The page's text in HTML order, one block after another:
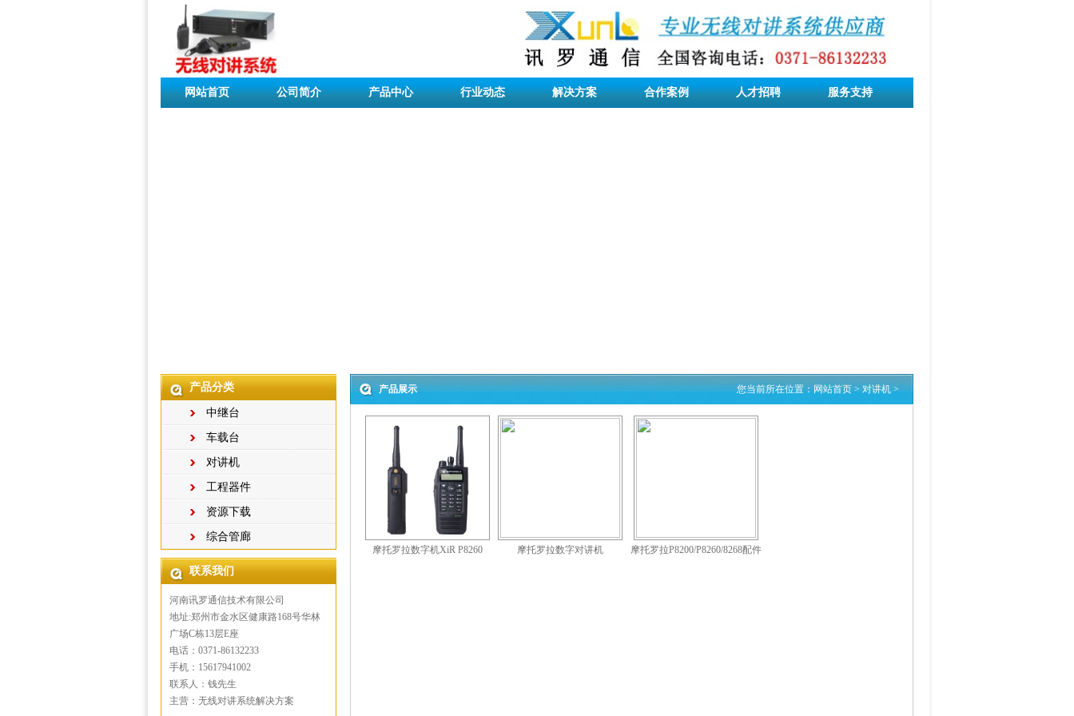
网站首页 公司简介 产品中心 行业动态 解决方案 合作案例 人才招聘 服务支持
产品分类
中继台
车载台
对讲机
工程器件
资源下载
综合管廊
联系我们
河南讯罗通信技术有限公司
地址:郑州市金水区健康路168号华林
广场C栋13层E座
电话：0371-86132233
手机：15617941002
联系人：钱先生
主营：无线对讲系统解决方案
产品展示 您当前所在位置：网站首页>对讲机>
摩托罗拉数字机XiR P8260 摩托罗拉数字对讲机 摩托罗拉P8200/P8260/8268配件